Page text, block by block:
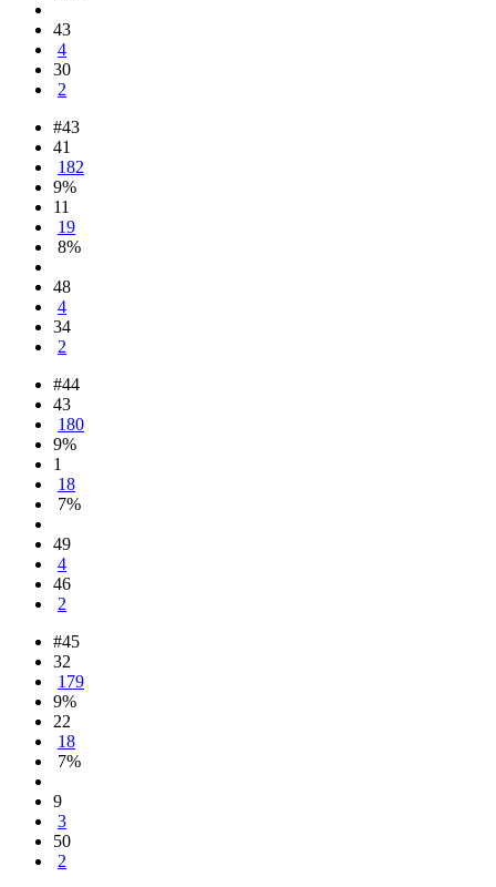
43
4
30
2
#43
41
182
9%
11
19
8%
48
4
34
2
#44
43
180
9%
1
18
7%
49
4
46
2
#45
32
179
9%
22
18
7%
9
3
50
2